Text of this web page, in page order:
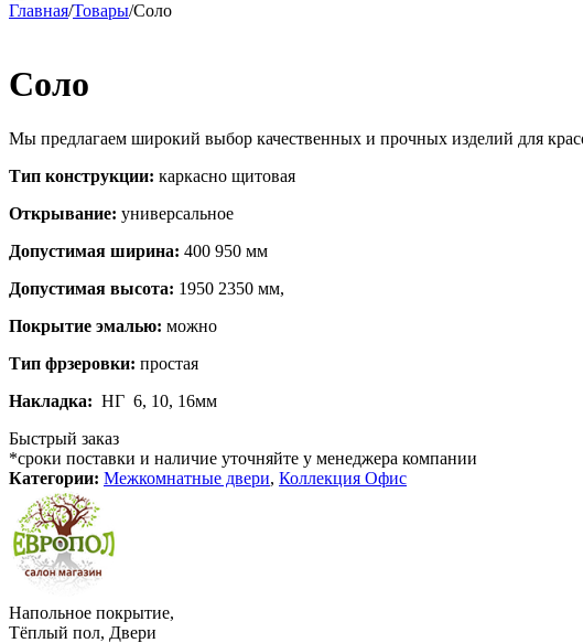
Главная/Товары/Соло
Соло
Мы предлагаем широкий выбор качественных и прочных изделий для
Тип конструкции: каркасно щитовая
Открывание: универсальное
Допустимая ширина: 400 950 мм
Допустимая высота: 1950 2350 мм,
Покрытие эмалью: можно
Тип фрзеровки: простая
Накладка: НГ 6, 10, 16мм
Быстрый заказ
*сроки поставки и наличие уточняйте у менеджера компании
Категории: Межкомнатные двери, Коллекция Офис
Напольное покрытие,
Тёплый пол, Двери